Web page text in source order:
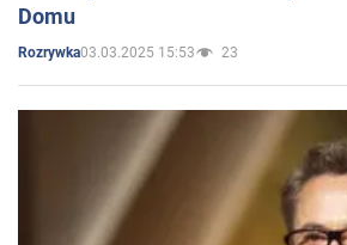
Domu
Rozrywka03.03.2025 15:53 23